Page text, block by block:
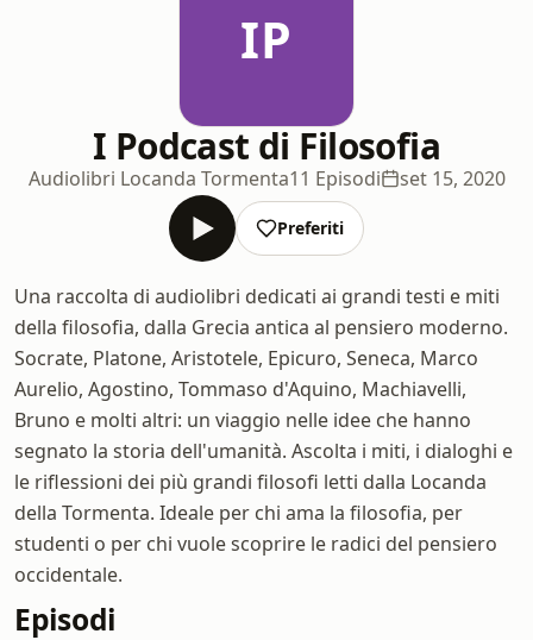
IP
I Podcast di Filosofia
Audiolibri Locanda Tormenta11 Episodi set 15, 2020
Preferiti
Una raccolta di audiolibri dedicati ai grandi testi e miti
della filosofia, dalla Grecia antica al pensiero moderno.
Socrate, Platone, Aristotele, Epicuro, Seneca, Marco
Aurelio, Agostino, Tommaso d'Aquino, Machiavelli,
Bruno e molti altri: un viaggio nelle idee che hanno
segnato la storia dell'umanità. Ascolta i miti, i dialoghi e
le riflessioni dei più grandi filosofi letti dalla Locanda
della Tormenta. Ideale per chi ama la filosofia, per
studenti o per chi vuole scoprire le radici del pensiero
occidentale.
Episodi